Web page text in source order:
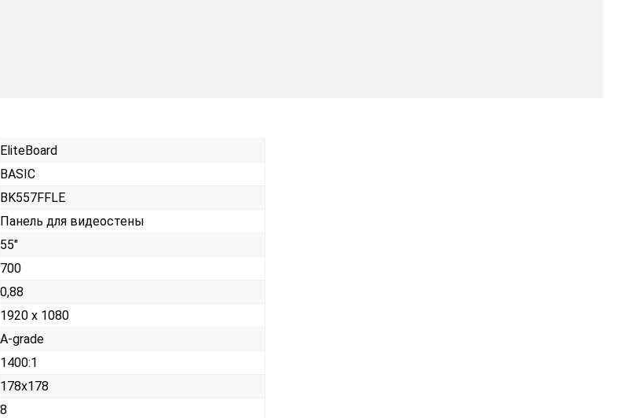
EliteBoard
BASIC
BK557FFLE
Панель для видеостены
55"
700
0,88
1920 x 1080
A-grade
1400:1
178x178
8